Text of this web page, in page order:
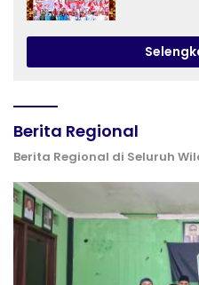
Berita Regional
Berita Regional di Seluruh